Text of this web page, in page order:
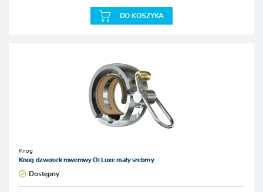
DO KOSZYKA
Knog
Knog dzwonek rowerowy Oi Luxe mały srebrny
Dostępny